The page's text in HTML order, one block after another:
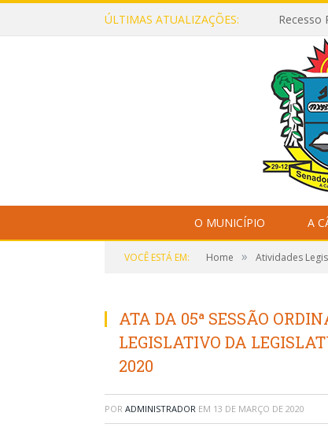
ÚLTIMAS ATUALIZAÇÕES: Recesso
O MUNICÍPIO A
VOCÊ ESTÁ EM: Home » Atividades
ATA DA 05ª SESSÃO
LEGISLATIVO DA
2020
POR ADMINISTRADOR EM 13 DE MARÇO DE 2020